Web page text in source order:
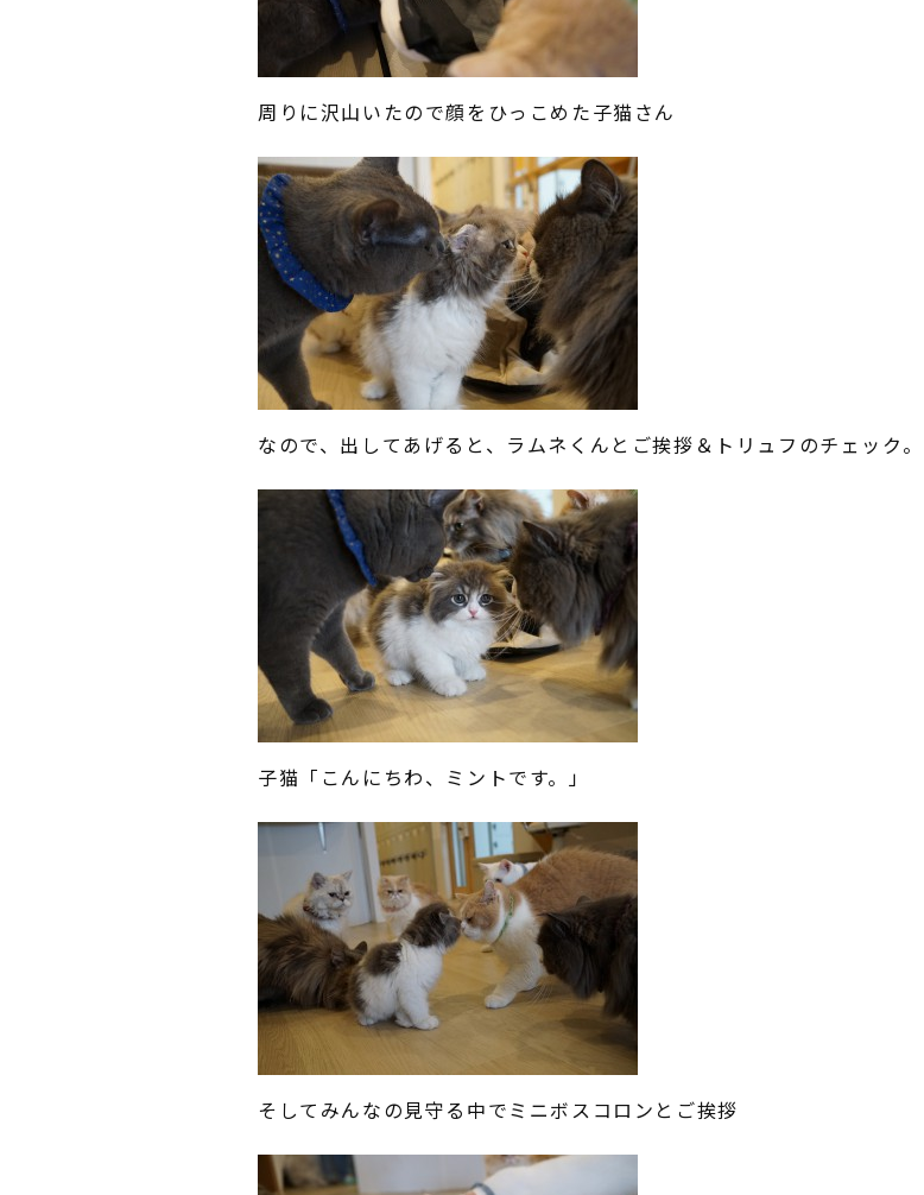
周りに沢山いたので顔をひっこめた子猫さん
なので、出してあげると、ラムネくんとご挨拶＆トリュフのチェック。
子猫「こんにちわ、ミントです。」
そしてみんなの見守る中でミニボスコロンとご挨拶